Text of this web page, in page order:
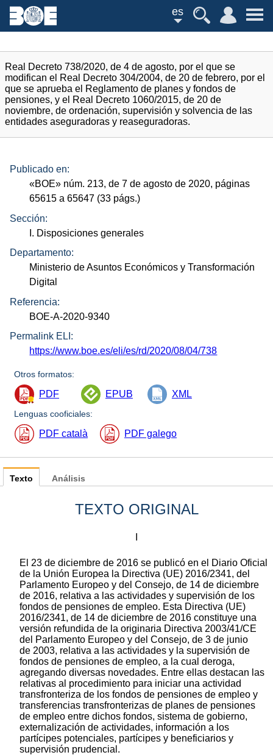
es
Real Decreto 738/2020, de 4 de agosto, por el que se
modifican el Real Decreto 304/2004, de 20 de febrero, por el
que se aprueba el Reglamento de planes y fondos de
pensiones, y el Real Decreto 1060/2015, de 20 de
noviembre, de ordenación, supervisión y solvencia de las
entidades aseguradoras y reaseguradoras.
Publicado en:
«BOE» núm. 213, de 7 de agosto de 2020, páginas
65615 a 65647 (33 págs.)
Sección:
I. Disposiciones generales
Departamento:
Ministerio de Asuntos Económicos y Transformación
Digital
Referencia:
BOE-A-2020-9340
Permalink ELI:
https://www.boe.es/eli/es/rd/2020/08/04/738
Otros formatos:
PDF EPUB XML
Lenguas cooficiales:
PDF català PDF galego
Texto
TEXTO ORIGINAL
El 23 de diciembre de 2016 se publicó en el Diario Oficial
de la Unión Europea la Directiva (UE) 2016/2341, del
Parlamento Europeo y del Consejo, de 14 de diciembre
de 2016, relativa a las actividades y supervisión de los
fondos de pensiones de empleo. Esta Directiva (UE)
2016/2341, de 14 de diciembre de 2016 constituye una
versión refundida de la originaria Directiva 2003/41/CE
del Parlamento Europeo y del Consejo, de 3 de junio
de 2003, relativa a las actividades y la supervisión de
fondos de pensiones de empleo, a la cual deroga,
agregando diversas novedades. Entre ellas destacan las
relativas al procedimiento para iniciar una actividad
transfronteriza de los fondos de pensiones de empleo y
transferencias transfronterizas de planes de pensiones
de empleo entre dichos fondos, sistema de gobierno,
externalización de actividades, información a los
partícipes potenciales, partícipes y beneficiarios y
supervisión prudencial.
Análisis